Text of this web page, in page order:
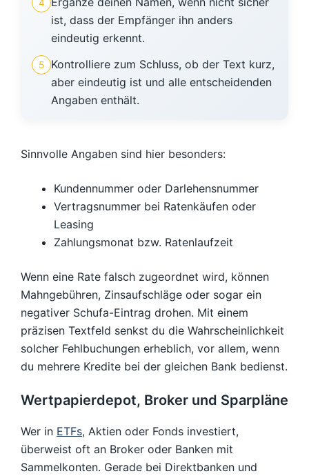
4
ist, dass der Empfänger ihn anders
eindeutig erkennt.
5
Kontrolliere zum Schluss, ob der Text kurz,
aber eindeutig ist und alle entscheidenden
Angaben enthält.
Sinnvolle Angaben sind hier besonders:
Kundennummer oder Darlehensnummer
Vertragsnummer bei Ratenkäufen oder
Leasing
Zahlungsmonat bzw. Ratenlaufzeit
Wenn eine Rate falsch zugeordnet wird, können
Mahngebühren, Zinsaufschläge oder sogar ein
negativer Schufa-Eintrag drohen. Mit einem
präzisen Textfeld senkst du die Wahrscheinlichkeit
solcher Fehlbuchungen erheblich, vor allem, wenn
du mehrere Kredite bei der gleichen Bank bedienst.
Wertpapierdepot, Broker und Sparpläne
Wer in ETFs, Aktien oder Fonds investiert,
überweist oft an Broker oder Banken mit
Sammelkonten. Gerade bei Direktbanken und